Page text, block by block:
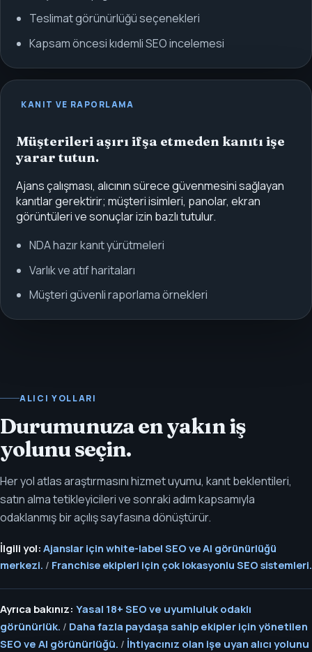
Teslimat görünürlüğü seçenekleri
Kapsam öncesi kıdemli SEO incelemesi
KANIT VE RAPORLAMA
Müşterileri aşırı ifşa etmeden kanıtı işe
yarar tutun.
Ajans çalışması, alıcının sürece güvenmesini sağlayan
kanıtlar gerektirir; müşteri isimleri, panolar, ekran
görüntüleri ve sonuçlar izin bazlı tutulur.
NDA hazır kanıt yürütmeleri
Varlık ve atıf haritaları
Müşteri güvenli raporlama örnekleri
ALICI YOLLARI
Durumunuza en yakın iş
yolunu seçin.
Her yol atlas araştırmasını hizmet uyumu, kanıt beklentileri,
satın alma tetikleyicileri ve sonraki adım kapsamıyla
odaklanmış bir açılış sayfasına dönüştürür.
İlgili yol: Ajanslar için white-label SEO ve AI görünürlüğü
merkezi. / Franchise ekipleri için çok lokasyonlu SEO sistemleri.
Ayrıca bakınız: Yasal 18+ SEO ve uyumluluk odaklı
görünürlük. / Daha fazla paydaşa sahip ekipler için yönetilen
SEO ve AI görünürlüğü. / İhtiyacınız olan işe uyan alıcı yolunu